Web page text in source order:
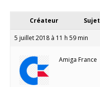
Créateur Sujet
5 juillet 2018 à 11 h 59 min
Amiga France